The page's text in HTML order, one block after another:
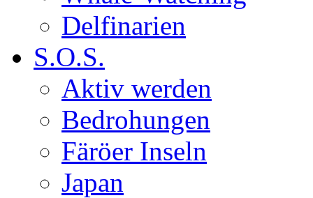
Delfinarien
S.O.S.
Aktiv werden
Bedrohungen
Färöer Inseln
Japan